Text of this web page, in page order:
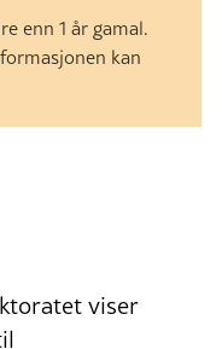
enn 1 år gamal.
kan
viser